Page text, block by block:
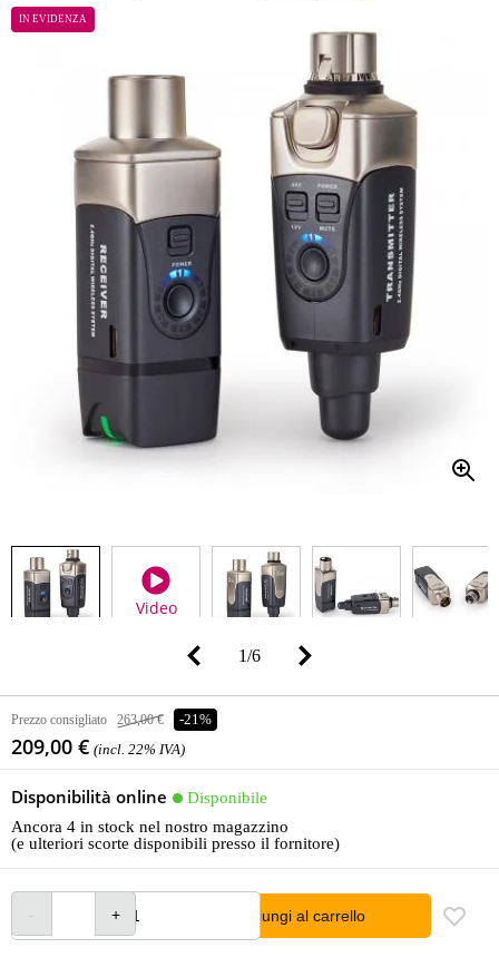
IN EVIDENZA
Video
1/6
Prezzo consigliato 263,00 € -21%
209,00 € (incl. 22% IVA)
Disponibilità online
Disponibile
Ancora 4 in stock nel nostro magazzino
(e ulteriori scorte disponibili presso il fornitore)
Aggiungi al carrello